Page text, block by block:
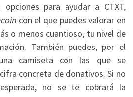
para ayudar a CTXT,
con el que puedes valorar en
o menos cuantioso, tu nivel de
También puedes, por el
camiseta con las que se
concreta de donativos. Si no
no se te cobrará la